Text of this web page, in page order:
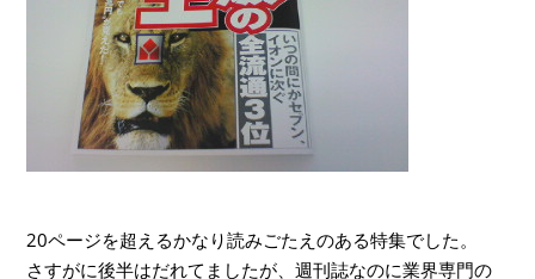
20ページを超えるかなり読みごたえのある特集でした。
さすがに後半はだれてましたが、週刊誌なのに業界専門の